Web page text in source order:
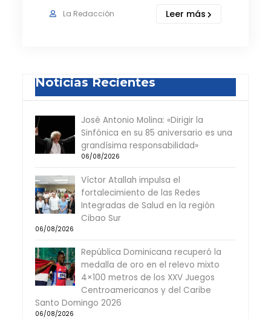
La Redacción Leer más
Noticias Recientes
José Antonio Molina: «Dirigir la
Sinfónica en su 85 aniversario es una
grandísima responsabilidad»
06/08/2026
Víctor Atallah impulsa el
fortalecimiento de las Redes
Integradas de Salud en la región
Cibao Sur
06/08/2026
República Dominicana recuperó la
medalla de oro en el relevo mixto
4×100 metros de los XXV Juegos
Centroamericanos y del Caribe
Santo Domingo 2026
06/08/2026